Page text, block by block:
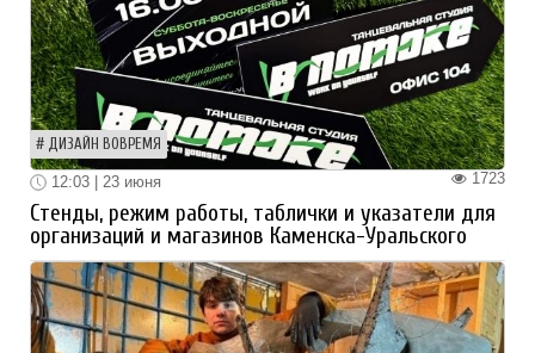
ДИЗАЙН ВОВРЕМЯ
1723
12:03 | 23 июня
Стенды, режим работы, таблички и указатели для
организаций и магазинов Каменска-Уральского